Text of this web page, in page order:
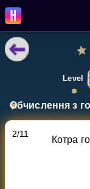
НАВЧАЛЬНІ
Curriculum
Level
Обчислення з
2/11
Котра